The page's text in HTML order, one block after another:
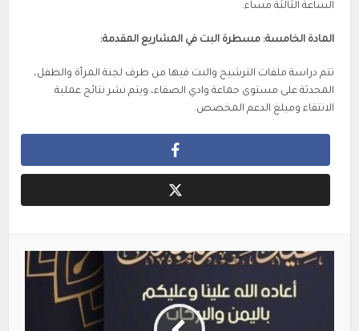
الساعة الثالثة مساء.
المادة الخامسة: مسطرة البت في المشاريع المقدمة:
تتم دراسة ملفات الترشيح والبت فيها من طرف لجنة المرأة والطفل،
المحدثة على مستوى جماعة وادي الصفاء، ويتم نشر نتائج عملية
الانتقاء ومبلغ الدعم المخصص.